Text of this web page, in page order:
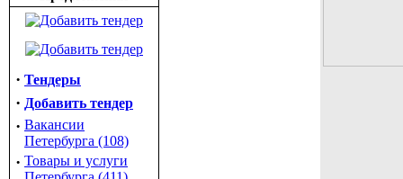
· Тендеры
· Добавить тендер
· Вакансии
Петербурга (108)
· Товары и услуги